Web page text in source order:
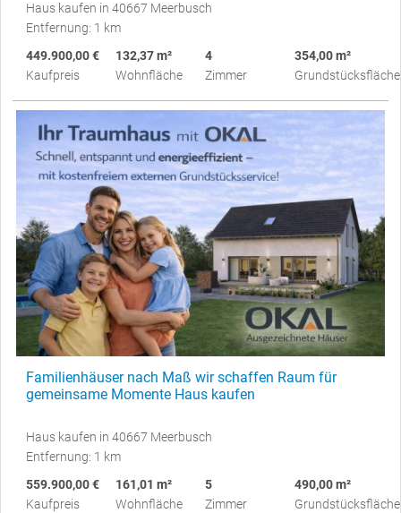
Haus kaufen in 40667 Meerbusch
Entfernung: 1 km
449.900,00 €
Kaufpreis
132,37 m²
Wohnfläche
4
Zimmer
354,00 m²
Grundstücksfläche
Familienhäuser nach Maß wir schaffen Raum für
gemeinsame Momente Haus kaufen
Haus kaufen in 40667 Meerbusch
Entfernung: 1 km
559.900,00 €
Kaufpreis
161,01 m²
Wohnfläche
5
Zimmer
490,00 m²
Grundstücksfläche